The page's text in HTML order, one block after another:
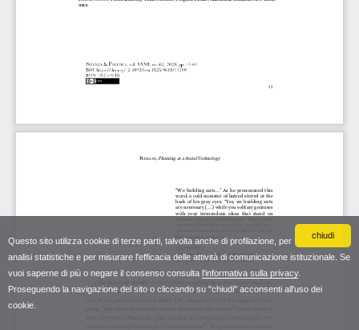
chiudi
Questo sito utilizza cookie di terze parti, talvolta anche di profilazione, per
analisi statistiche e per misurare l'efficacia delle attività di comunicazione istituzionale. Se
vuoi saperne di più o negare il consenso consulta l'informativa sulla privacy.
Proseguendo la navigazione del sito o cliccando su "chiudi" acconsenti all'uso dei
cookie.